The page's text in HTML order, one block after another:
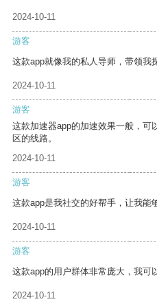
2024-10-11
游客
这款app就像我的私人导师，带领我
2024-10-11
游客
这款加速器app的加速效果一般，可
区的线路。
2024-10-11
游客
这款app是我社交的好帮手，让我能
2024-10-11
游客
这款app的用户群体非常庞大，我可
2024-10-11